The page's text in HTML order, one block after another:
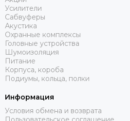
Усилители
Сабвуферы
Акустика
Охранные комплексы
Головные устройства
Шумоизоляция
Питание
Корпуса, короба
Подиумы, кольца, полки
Информация
Условия обмена и возврата